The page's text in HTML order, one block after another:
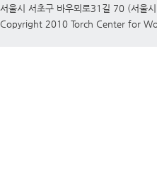
서울시 서초구 바우뫼로31길 70 (서
Copyright 2010 Torch Center for